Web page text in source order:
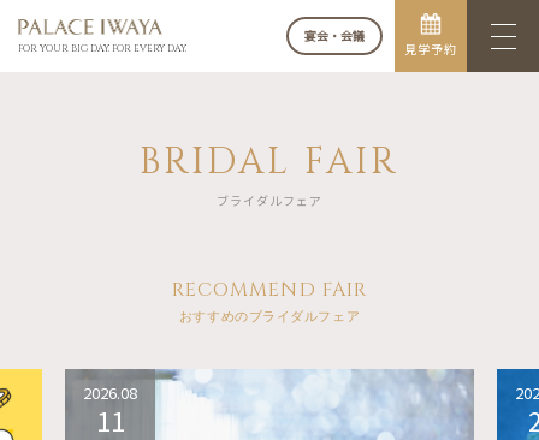
FOR YOUR BIG DAY. FOR EVERY DAY.
宴会・会議
見学予約
BRIDAL FAIR
ブライダルフェア
RECOMMEND FAIR
おすすめのブライダルフェア
2026.08
11